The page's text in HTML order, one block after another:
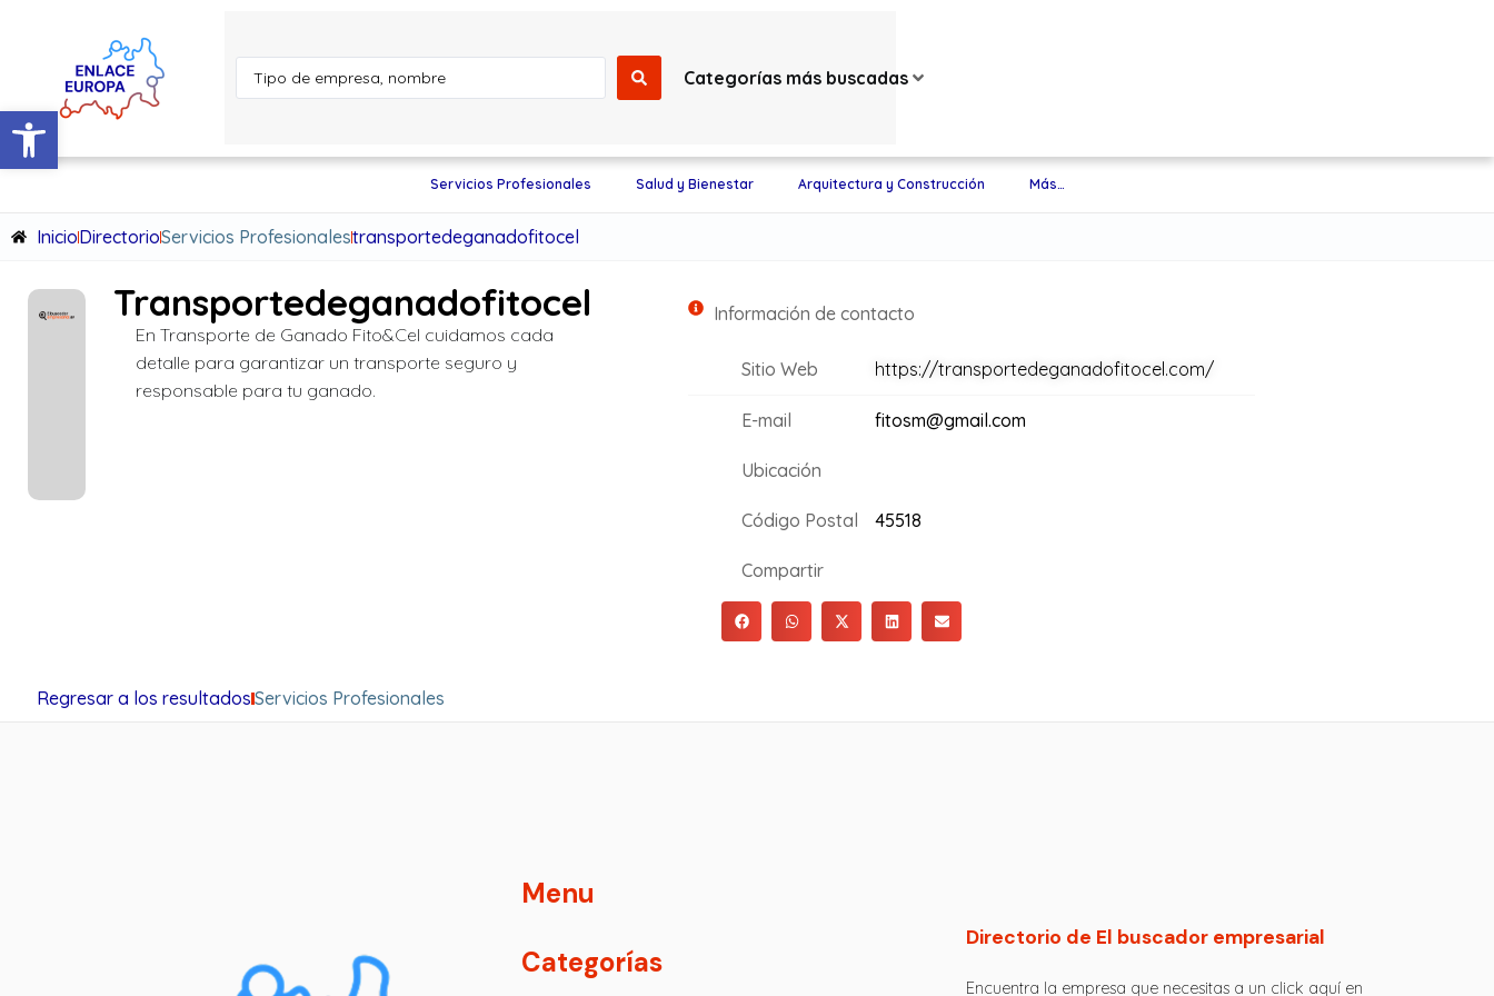
Abrir barra de herramientas
Categorías más buscadas
Servicios Profesionales Salud y Bienestar Arquitectura y Construcción Más…
InicioDirectorioServicios Profesionalestransportedeganadofitocel
Transportedeganadofitocel
En Transporte de Ganado Fito&Cel cuidamos cada
detalle para garantizar un transporte seguro y
responsable para tu ganado.
Información de contacto
Sitio Web https://transportedeganadofitocel.com/
E-mail fitosm@gmail.com
Ubicación
Código Postal 45518
Compartir
Regresar a los resultadosServicios Profesionales
Menu
Categorías
Directorio de El buscador empresarial
Encuentra la empresa que necesitas a un click aquí en